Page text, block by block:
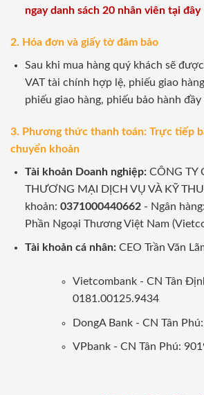
ngay danh sách 20 nhân viên tại đây
2. Hóa đơn và giấy tờ đảm bảo
Sau khi mua hàng quý khách sẽ
VAT tài chính hợp lệ, phiếu giao
phiếu giao hàng, phiếu bảo hành đầy
3. Phương thức thanh toán: Trực tiếp
chuyển khoản
Tài khoản Doanh nghiệp:CÔNG TY
THƯƠNG MẠI DỊCH VỤ VÀ KỸ
khoản: 0371000440662- Ngân
Phần Ngoại Thương Việt Nam
Tài khoản cá nhân: CEO Trần Văn
Vietcombank - CN Tân
0181.00125.9434
DongA Bank - CN Tân
VPbank - CN Tân Phú: